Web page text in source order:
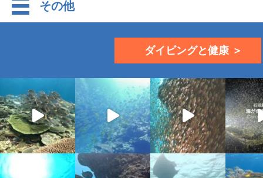
その他
ダイビングと健康 ＞